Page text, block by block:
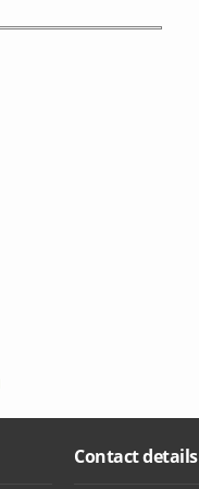
Contact details